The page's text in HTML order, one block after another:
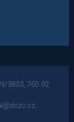
3833, 760 92